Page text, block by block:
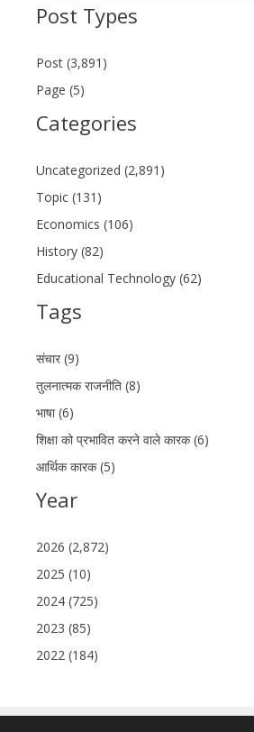
Post Types
Post (3,891)
Page (5)
Categories
Uncategorized (2,891)
Topic (131)
Economics (106)
History (82)
Educational Technology (62)
Tags
संचार (9)
तुलनात्मक राजनीति (8)
भाषा (6)
शिक्षा को प्रभावित करने वाले कारक (6)
आर्थिक कारक (5)
Year
2026 (2,872)
2025 (10)
2024 (725)
2023 (85)
2022 (184)